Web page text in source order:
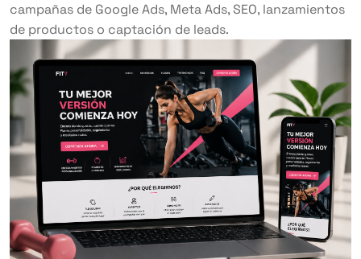
campañas de Google Ads, Meta Ads, SEO, lanzamientos
de productos o captación de leads.